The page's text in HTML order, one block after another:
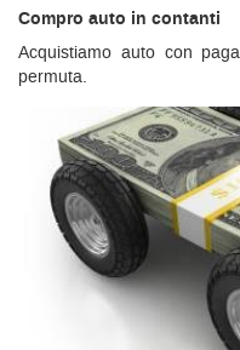
Compro auto in contanti
Acquistiamo auto con
permuta.